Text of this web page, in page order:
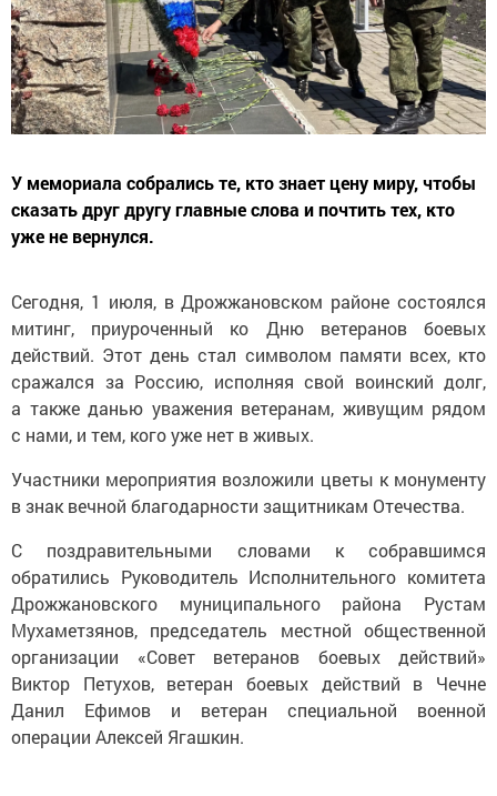
У мемориала собрались те, кто знает цену миру, чтобы
сказать друг другу главные слова и почтить тех, кто
уже не вернулся.
Сегодня, 1 июля, в Дрожжановском районе состоялся
митинг, приуроченный ко Дню ветеранов боевых
действий. Этот день стал символом памяти всех, кто
сражался за Россию, исполняя свой воинский долг,
а также данью уважения ветеранам, живущим рядом
с нами, и тем, кого уже нет в живых.
Участники мероприятия возложили цветы к монументу
в знак вечной благодарности защитникам Отечества.
С поздравительными словами к собравшимся
обратились Руководитель Исполнительного комитета
Дрожжановского муниципального района Рустам
Мухаметзянов, председатель местной общественной
организации «Совет ветеранов боевых действий»
Виктор Петухов, ветеран боевых действий в Чечне
Данил Ефимов и ветеран специальной военной
операции Алексей Ягашкин.